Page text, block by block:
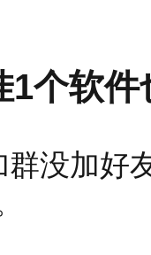
1个软件
群没加好